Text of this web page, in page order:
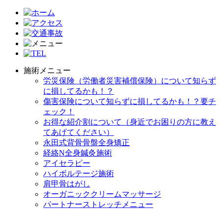
施術メニュー
労災保険（労働者災害補償保険）について知らず
に損してるかも！？
傷害保険について知らずに損してるかも！？要チ
ェック！
お得な紹介割について（身近でお困りの方に教え
てあげてください）
永田式背骨骨盤全身矯正
経絡N全身鍼灸施術
アイセラピー
ハイボルテージ施術
肩甲骨はがし
オーガニッククリームマッサージ
パートナーストレッチメニュー